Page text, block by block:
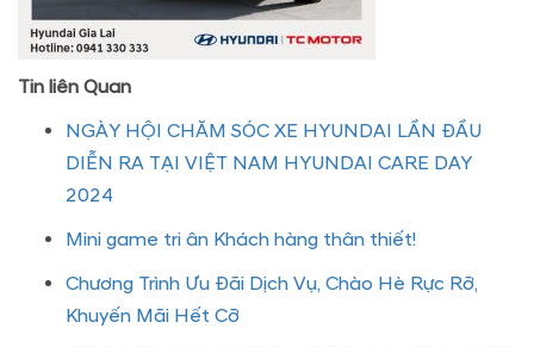
Tin liên Quan
NGÀY HỘI CHĂM SÓC XE HYUNDAI LẦN ĐẦU
DIỄN RA TẠI VIỆT NAM HYUNDAI CARE DAY
2024
Mini game tri ân Khách hàng thân thiết!
Chương Trình Ưu Đãi Dịch Vụ, Chào Hè Rực Rỡ,
Khuyến Mãi Hết Cỡ